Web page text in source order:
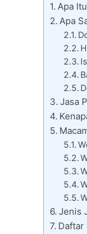
Apa
Apa
Jasa
Jenis
Daftar